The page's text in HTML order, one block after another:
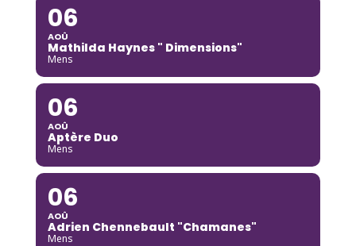
06
AOÛ
Mathilda Haynes " Dimensions"
Mens
06
AOÛ
Aptère Duo
Mens
06
AOÛ
Adrien Chennebault "Chamanes"
Mens